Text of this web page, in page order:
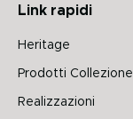
Link rapidi
Heritage
Prodotti Collezione
Realizzazioni